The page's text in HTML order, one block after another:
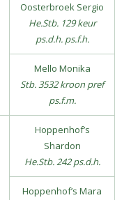
Oosterbroek Sergio
He.Stb. 129 keur
ps.d.h. ps.f.h.
Mello Monika
Stb. 3532 kroon pref
ps.f.m.
Hoppenhof’s
Shardon
He.Stb. 242 ps.d.h.
Hoppenhof’s Mara